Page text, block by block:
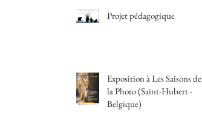
Projet pédagogique
Exposition à Les Saisons de
la Photo (Saint-Hubert -
Belgique)